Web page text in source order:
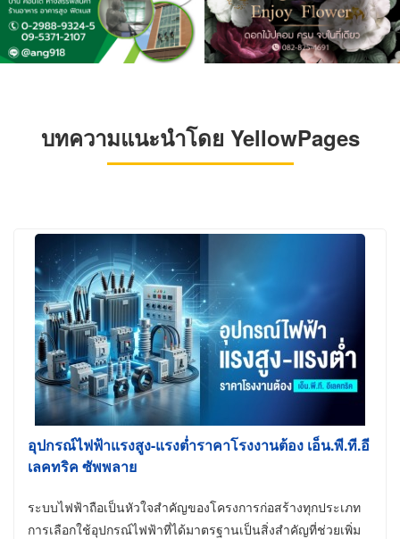
บทความแนะนำโดย YellowPages
อุปกรณ์ไฟฟ้าแรงสูง-แรงต่ำราคาโรงงานต้อง เอ็น.พี.ที.อี
เลคทริค ซัพพลาย
ระบบไฟฟ้าถือเป็นหัวใจสำคัญของโครงการก่อสร้างทุกประเภท
การเลือกใช้อุปกรณ์ไฟฟ้าที่ได้มาตรฐานเป็นสิ่งสำคัญที่ช่วยเพิ่ม